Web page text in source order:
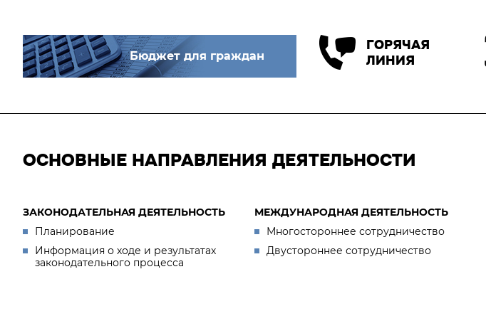
Бюджет для граждан
ГОРЯЧАЯ
ЛИНИЯ
ОСНОВНЫЕ НАПРАВЛЕНИЯ ДЕЯТЕЛЬНОСТИ
ЗАКОНОДАТЕЛЬНАЯ ДЕЯТЕЛЬНОСТЬ
Планирование
Информация о ходе и результатах
законодательного процесса
МЕЖДУНАРОДНАЯ ДЕЯТЕЛЬНОСТЬ
Многостороннее сотрудничество
Двустороннее сотрудничество